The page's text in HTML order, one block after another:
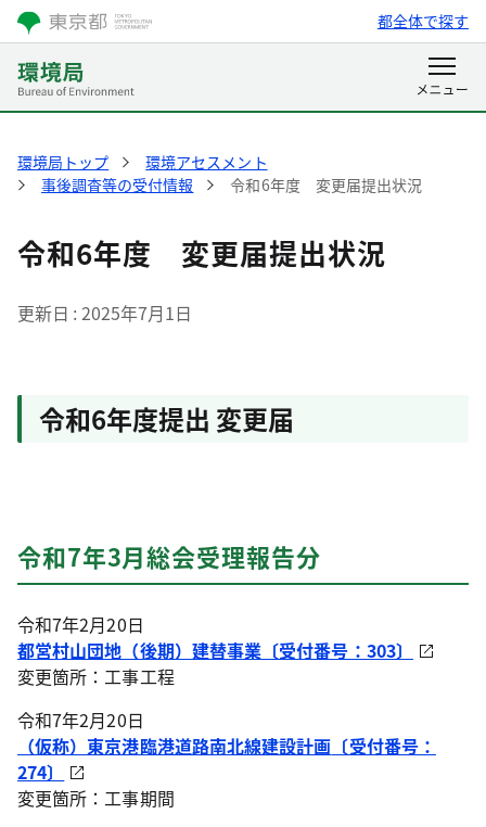
都全体で探す
環境局トップ
環境アセスメント
事後調査等の受付情報
令和6年度 変更届提出状況
令和6年度 変更届提出状況
更新日 2025年7月1日
令和6年度提出 変更届
令和7年3月総会受理報告分
令和7年2月20日
都営村山団地（後期）建替事業〔受付番号：303〕
変更箇所：工事工程
令和7年2月20日
（仮称）東京港臨港道路南北線建設計画 〔受付番号：
274〕
変更箇所：工事期間